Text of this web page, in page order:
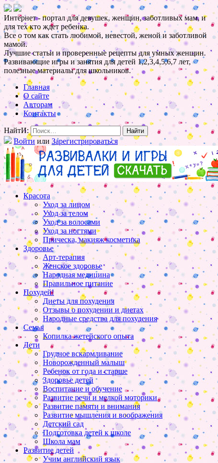
Интернет - портал для девушек, женщин, заботливых мам, и
для тех кто ждет ребенка.
Все о том как стать любимой, невестой, женой и заботливой
мамой.
Лучшие статьи и проверенные рецепты для умных женщин.
Развивающие игры и занятия для детей 1,2,3,4,5,6,7 лет,
полезные материалы для школьников.
Главная
О сайте
Авторам
Контакты
НайтИ:
Войти или Зарегистрироваться
Красота
Уход за лицом
Уход за телом
Уход за волосами
Уход за ногтями
Прическа, макияж косметика
Здоровье
Арт-терапия
Женское здоровье
Народная медицина
Правильное питание
Похудей!
Диеты для похудения
Отзывы о похудении и диетах
Народные средства для похудения
Семья
Копилка жетейского опыта
Дети
Грудное вскармливание
Новорожденный малыш
Ребенок от года и старше
Здоровье детей
Воспитание и обучение
Развитие речи и мелкой моторики
Развитие памяти и внимания
Развитие мышления и воображения
Детский сад
Подготовка детей к школе
Школа мам
Развитие детей
Учим английский язык